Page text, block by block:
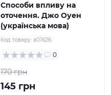
Способи впливу на
оточення. Джо Оуен
(українська мова)
Код товару: а01626
0
170 грн
145 грн